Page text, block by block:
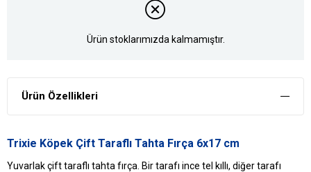
Ürün stoklarımızda kalmamıştır.
Ürün Özellikleri
Trixie Köpek Çift Taraflı Tahta Fırça 6x17 cm
Yuvarlak çift taraflı tahta fırça. Bir tarafı ince tel kıllı, diğer tarafı